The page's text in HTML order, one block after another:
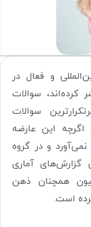
و فعال در
کرده‌اند، سوالات
سوالات
این عارضه
و در گروه
گزارش‌های آماری
همچنان ذهن
است.